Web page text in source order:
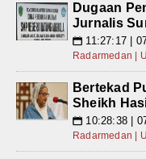
Dugaan
Jurnalis
📅 11:27:17 |
Radarmedan |
Bertekad
Sheikh
📅 10:28:38 |
Radarmedan |